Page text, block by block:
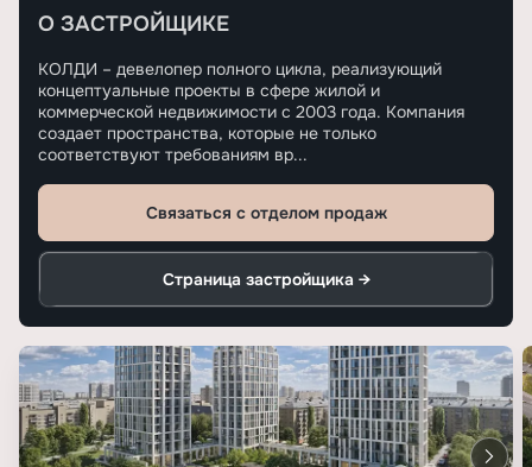
О ЗАСТРОЙЩИКЕ
КОЛДИ – девелопер полного цикла, реализующий
концептуальные проекты в сфере жилой и
коммерческой недвижимости с 2003 года. Компания
создает пространства, которые не только
соответствуют требованиям вр...
Связаться с отделом продаж
Страница застройщика →